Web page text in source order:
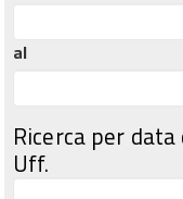
al
Ricerca per
Uff.